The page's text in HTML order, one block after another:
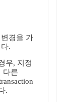
경을 가
.
우, 지정
다른
.